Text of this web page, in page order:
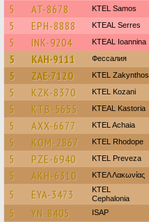
5 AT-8678 KTEL Samos
5 EPH-8888 KTEAL Serres
5 INK-9204 KTEAL Ioannina
5 KAH-9111 Фессалия
5 ZAE-7120 KTEL Zakynthos
5 KZK-8370 ΚΤΕL Kozani
5 KTB-5655 KTEAL Kastoria
5 AXX-6677 KTEL Achaia
5 KOM-2867 KTEL Rhodope
5 PZE-6940 KTEL Preveza
5 AKH-6310 ΚΤΕΛ Λακωνίας
5 EYA-3473
KTEL
Cephalonia
5 YN-8405 ISAP